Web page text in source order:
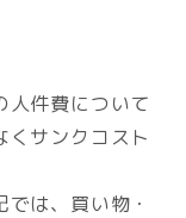
人件費について
くサンクコスト
は、買い物・